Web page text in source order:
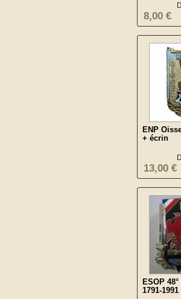
8,00 €
ENP
+ écrin
13,00 €
ESOP
1791-1991